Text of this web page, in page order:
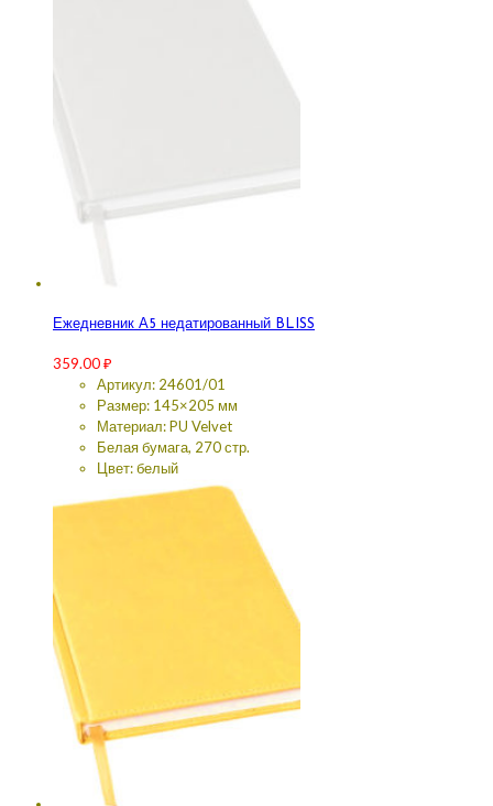
Ежедневник А5 недатированный BLISS
359.00₽
Артикул: 24601/01
Размер: 145×205 мм
Материал: PU Velvet
Белая бумага, 270 стр.
Цвет: белый